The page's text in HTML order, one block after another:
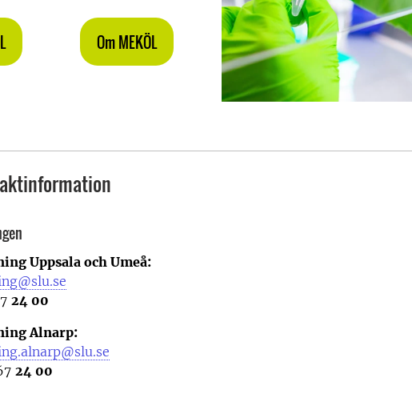
Om MEKÖL
Uppsala och Umeå:
24 00
Alnarp:
24 00